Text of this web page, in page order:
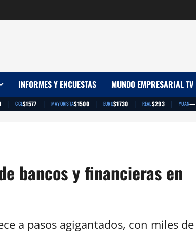
INFORMES Y ENCUESTAS MUNDO EMPRESARIAL TV
| CCL$1577 | MAYORISTA$1500 | EURO$1730 | REAL$293 | YUAN—
bancos y financieras en
a pasos agigantados, con miles de